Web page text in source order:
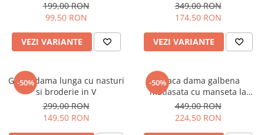
199,00 RON
99,50 RON
VEZI VARIANTE
349,00 RON
174,50 RON
VEZI VARIANTE
-50%
Geaca dama lunga cu nasturi
si broderie in V
299,00 RON
149,50 RON
-50%Geaca dama galbena
matlasata cu manseta la
maneca si elastic in talie
449,00 RON
224,50 RON